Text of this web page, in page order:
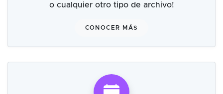
o cualquier otro tipo de archivo!
CONOCER MÁS